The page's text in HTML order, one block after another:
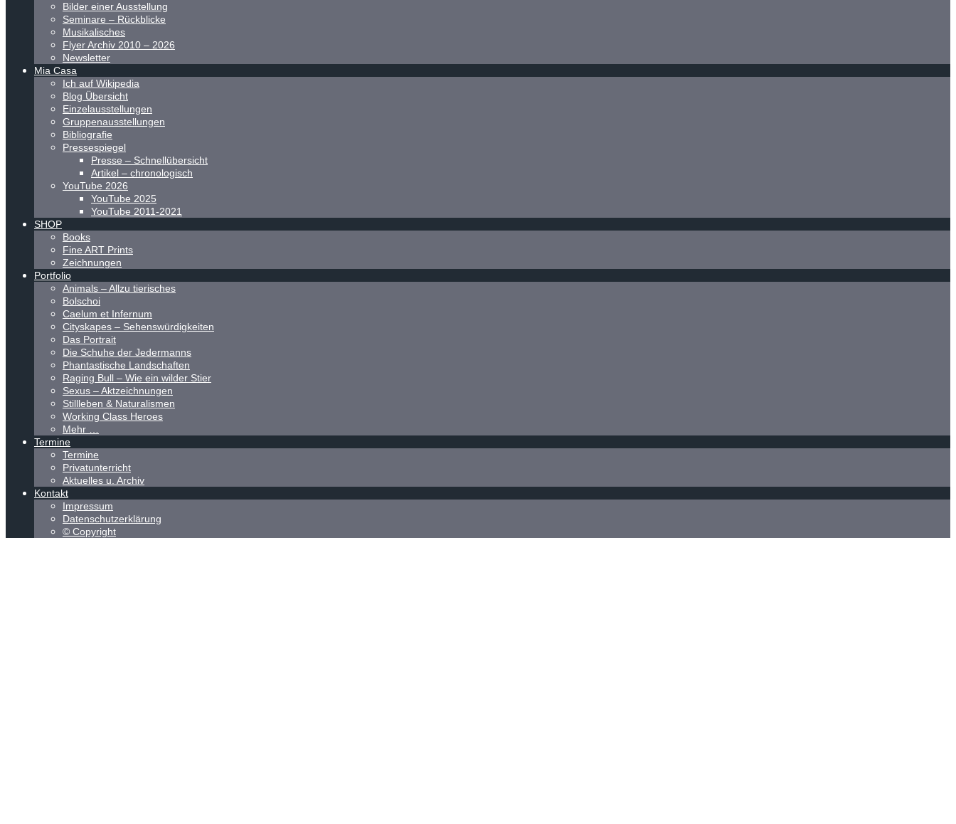
Bilder einer Ausstellung
Seminare – Rückblicke
Musikalisches
Flyer Archiv 2010 – 2026
Newsletter
Mia Casa
Ich auf Wikipedia
Blog Übersicht
Einzelausstellungen
Gruppenausstellungen
Bibliografie
Pressespiegel
Presse – Schnellübersicht
Artikel – chronologisch
YouTube 2026
YouTube 2025
YouTube 2011-2021
SHOP
Books
Fine ART Prints
Zeichnungen
Portfolio
Animals – Allzu tierisches
Bolschoi
Caelum et Infernum
Cityskapes – Sehenswürdigkeiten
Das Portrait
Die Schuhe der Jedermanns
Phantastische Landschaften
Raging Bull – Wie ein wilder Stier
Sexus – Aktzeichnungen
Stillleben & Naturalismen
Working Class Heroes
Mehr …
Termine
Termine
Privatunterricht
Aktuelles u. Archiv
Kontakt
Impressum
Datenschutzerklärung
© Copyright